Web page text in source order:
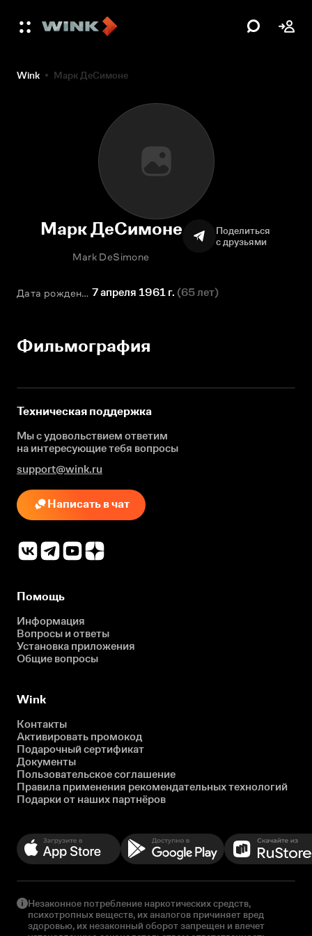
Wink Марк ДеСимоне
Марк ДеСимоне
Mark DeSimone
Поделиться
с друзьями
Дата рождения 7 апреля 1961 г. (65 лет)
Фильмография
Техническая поддержка
Мы с удовольствием ответим
на интересующиетебя вопросы
support@wink.ru
Написать в чат
Помощь
Информация
Вопросы и ответы
Установка приложения
Общие вопросы
Wink
Контакты
Активировать промокод
Подарочный сертификат
Документы
Пользовательское соглашение
Правила применения рекомендательных технологий
Подарки от наших партнёров
Незаконное потребление наркотических средств,
психотропных веществ, их аналогов причиняет вред
здоровью, их незаконный оборот запрещен и влечет